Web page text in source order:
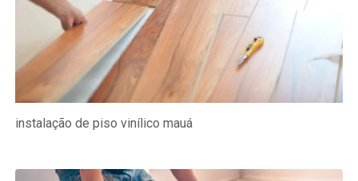
instalação de piso vinílico mauá